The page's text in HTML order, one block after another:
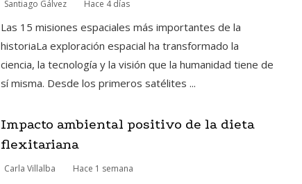
Santiago Gálvez Hace 4 días
Las 15 misiones espaciales más importantes de la
historiaLa exploración espacial ha transformado la
ciencia, la tecnología y la visión que la humanidad tiene de
sí misma. Desde los primeros satélites ...
Impacto ambiental positivo de la dieta
flexitariana
Carla Villalba Hace 1 semana